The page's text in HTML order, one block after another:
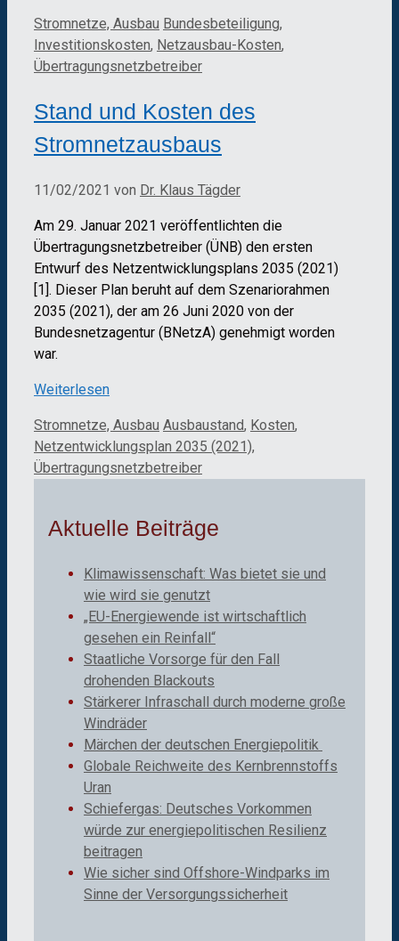
Kategorien
Stromnetze, Ausbau Schlagwörter
Bundesbeteiligung,
Investitionskosten, Netzausbau-Kosten,
Übertragungsnetzbetreiber
Stand und Kosten des
Stromnetzausbaus
11/02/2021 von Dr. Klaus Tägder
Am 29. Januar 2021 veröffentlichten die
Übertragungsnetzbetreiber (ÜNB) den ersten
Entwurf des Netzentwicklungsplans 2035 (2021)
[1]. Dieser Plan beruht auf dem Szenariorahmen
2035 (2021), der am 26 Juni 2020 von der
Bundesnetzagentur (BNetzA) genehmigt worden
war.
Weiterlesen
Kategorien
Stromnetze, Ausbau Schlagwörter
Ausbaustand, Kosten,
Netzentwicklungsplan 2035 (2021),
Übertragungsnetzbetreiber
Aktuelle Beiträge
Klimawissenschaft: Was bietet sie und
wie wird sie genutzt
„EU-Energiewende ist wirtschaftlich
gesehen ein Reinfall“
Staatliche Vorsorge für den Fall
drohenden Blackouts
Stärkerer Infraschall durch moderne große
Windräder
Märchen der deutschen Energiepolitik
Globale Reichweite des Kernbrennstoffs
Uran
Schiefergas: Deutsches Vorkommen
würde zur energiepolitischen Resilienz
beitragen
Wie sicher sind Offshore-Windparks im
Sinne der Versorgungssicherheit